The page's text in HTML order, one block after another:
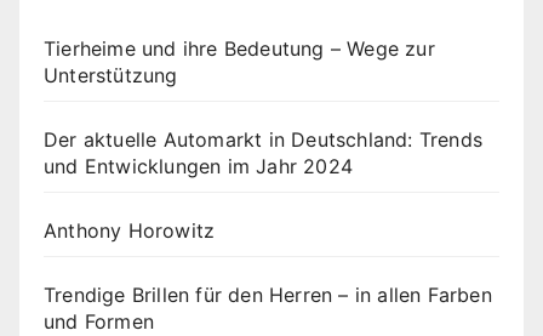
Tierheime und ihre Bedeutung – Wege zur
Unterstützung
Der aktuelle Automarkt in Deutschland: Trends
und Entwicklungen im Jahr 2024
Anthony Horowitz
Trendige Brillen für den Herren – in allen Farben
und Formen